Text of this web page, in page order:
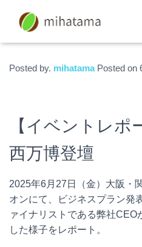
Posted by. mihatamaPosted on
【イベントレポ
西万博登壇
2025年6月27日（金）大阪・
オンにて、ビジネスプラン発
ァイナリストである弊社CEO
した様子をレポート。